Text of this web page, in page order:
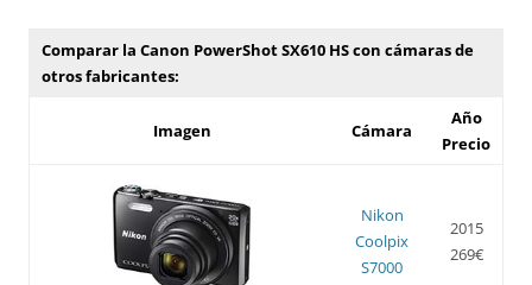
Comparar la Canon PowerShot SX610 HS con cámaras de
otros fabricantes:
Imagen Cámara
Año
Precio
Nikon
Coolpix
S7000
2015
269€